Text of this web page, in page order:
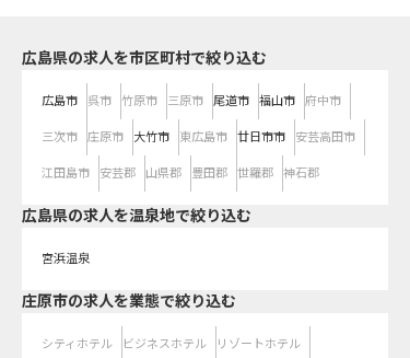
広島県の求人を市区町村で絞り込む
広島市 呉市 竹原市 三原市 尾道市 福山市 府中市
三次市 庄原市 大竹市 東広島市 廿日市市 安芸高田市
江田島市 安芸郡 山県郡 豊田郡 世羅郡 神石郡
広島県の求人を温泉地で絞り込む
宮浜温泉
庄原市の求人を業態で絞り込む
シティホテル ビジネスホテル リゾートホテル